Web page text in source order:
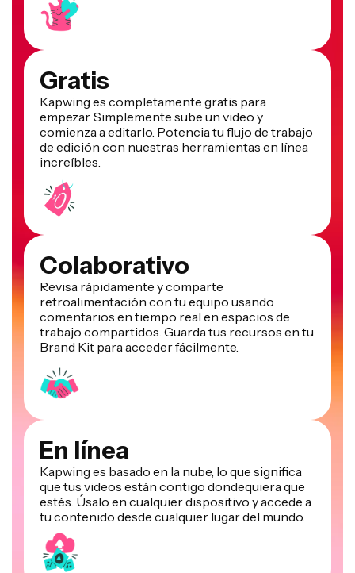
Gratis
Kapwing es completamente gratis para
empezar. Simplemente sube un video y
comienza a editarlo. Potencia tu flujo de trabajo
de edición con nuestras herramientas en línea
increíbles.
Colaborativo
Revisa rápidamente y comparte
retroalimentación con tu equipo usando
comentarios en tiempo real en espacios de
trabajo compartidos. Guarda tus recursos en tu
Brand Kit para acceder fácilmente.
En línea
Kapwing es basado en la nube, lo que significa
que tus videos están contigo dondequiera que
estés. Úsalo en cualquier dispositivo y accede a
tu contenido desde cualquier lugar del mundo.